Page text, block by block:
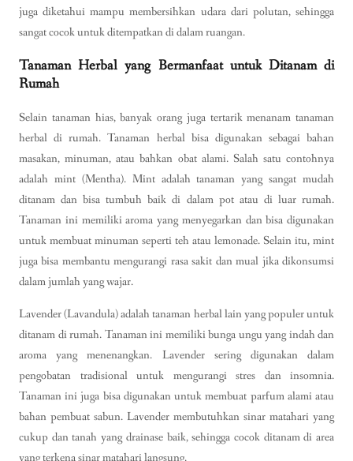
juga diketahui mampu membersihkan udara dari polutan, sehingga
sangat cocok untuk ditempatkan di dalam ruangan.
Tanaman Herbal yang Bermanfaat untuk Ditanam di
Rumah
Selain tanaman hias, banyak orang juga tertarik menanam tanaman
herbal di rumah. Tanaman herbal bisa digunakan sebagai bahan
masakan, minuman, atau bahkan obat alami. Salah satu contohnya
adalah mint (Mentha). Mint adalah tanaman yang sangat mudah
ditanam dan bisa tumbuh baik di dalam pot atau di luar rumah.
Tanaman ini memiliki aroma yang menyegarkan dan bisa digunakan
untuk membuat minuman seperti teh atau lemonade. Selain itu, mint
juga bisa membantu mengurangi rasa sakit dan mual jika dikonsumsi
dalam jumlah yang wajar.
Lavender (Lavandula) adalah tanaman herbal lain yang populer untuk
ditanam di rumah. Tanaman ini memiliki bunga ungu yang indah dan
aroma yang menenangkan. Lavender sering digunakan dalam
pengobatan tradisional untuk mengurangi stres dan insomnia.
Tanaman ini juga bisa digunakan untuk membuat parfum alami atau
bahan pembuat sabun. Lavender membutuhkan sinar matahari yang
cukup dan tanah yang drainase baik, sehingga cocok ditanam di area